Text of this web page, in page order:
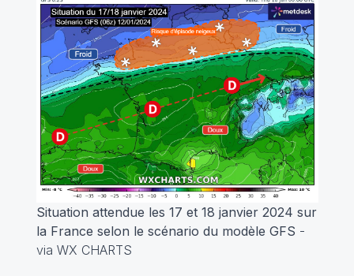
Situation attendue les 17 et 18 janvier 2024 sur
la France selon le scénario du modèle GFS -
via WX CHARTS